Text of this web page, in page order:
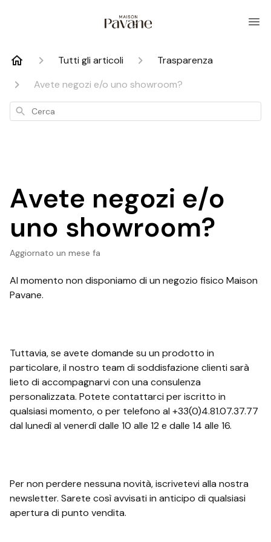
Tutti gli articoli
Trasparenza
Avete negozi e/o uno showroom?
Cerca
Avete negozi e/o
uno showroom?
Aggiornato un mese fa
Al momento non disponiamo di un negozio fisico Maison
Pavane.
Tuttavia, se avete domande su un prodotto in
particolare, il nostro team di soddisfazione clienti sarà
lieto di accompagnarvi con una consulenza
personalizzata. Potete contattarci per iscritto in
qualsiasi momento, o per telefono al +33(0)4.81.07.37.77
dal lunedì al venerdì dalle 10 alle 12 e dalle 14 alle 16.
Per non perdere nessuna novità, iscrivetevi alla nostra
newsletter. Sarete così avvisati in anticipo di qualsiasi
apertura di punto vendita.